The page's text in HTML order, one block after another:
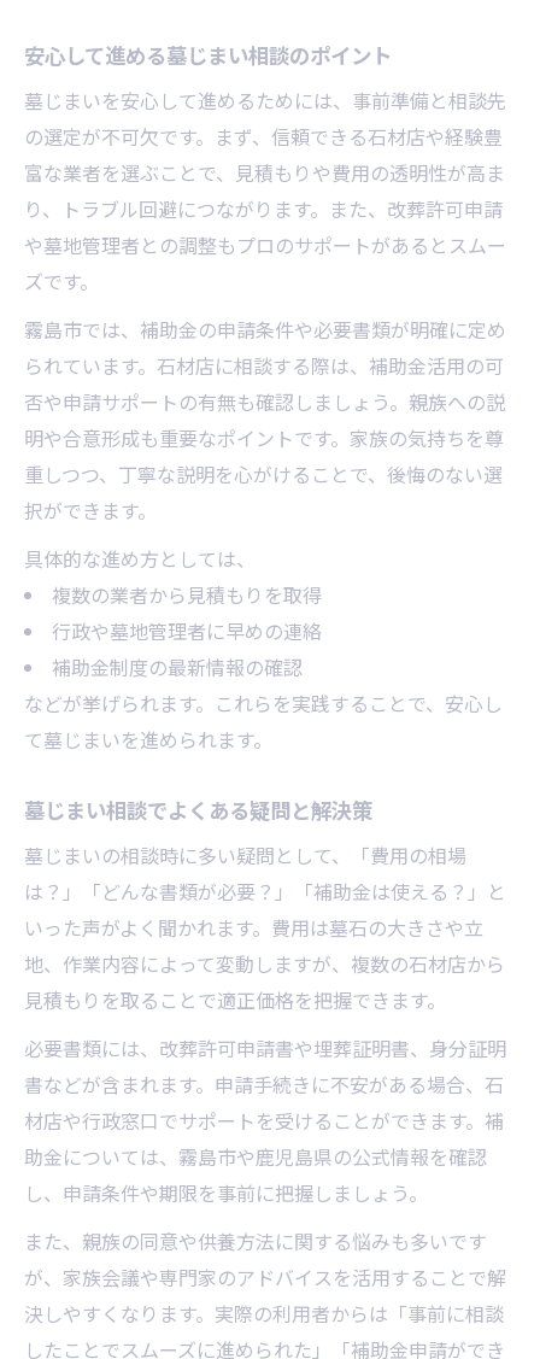
墓じまい費用を抑える相談のコツを伝授
墓じまい相談時に見積もりで注意したい点
補助金活用で墓じまい費用を節約する方法
墓じまい相談で費用が変わるポイント解説
石材店選びが墓じまい費用に与える影響
行政手続きや改葬申請を安心して進める方法
墓じまいに必要な行政手続きの流れとは
改葬申請をスムーズに進める墓じまい相談
書類不備を防ぐ墓じまい相談のポイント
行政窓口での墓じまい相談の進め方解説
墓じまいでよくある行政手続きの疑問解消
安心して進める墓じまい相談のポイント
墓じまいを安心して進めるためには、事前準備と相談先
の選定が不可欠です。まず、信頼できる石材店や経験豊
富な業者を選ぶことで、見積もりや費用の透明性が高ま
り、トラブル回避につながります。また、改葬許可申請
や墓地管理者との調整もプロのサポートがあるとスムー
ズです。
霧島市では、補助金の申請条件や必要書類が明確に定め
られています。石材店に相談する際は、補助金活用の可
否や申請サポートの有無も確認しましょう。親族への説
明や合意形成も重要なポイントです。家族の気持ちを尊
重しつつ、丁寧な説明を心がけることで、後悔のない選
択ができます。
具体的な進め方としては、
複数の業者から見積もりを取得
行政や墓地管理者に早めの連絡
補助金制度の最新情報の確認
などが挙げられます。これらを実践することで、安心し
て墓じまいを進められます。
墓じまい相談でよくある疑問と解決策
墓じまいの相談時に多い疑問として、「費用の相場
は？」「どんな書類が必要？」「補助金は使える？」と
いった声がよく聞かれます。費用は墓石の大きさや立
地、作業内容によって変動しますが、複数の石材店から
見積もりを取ることで適正価格を把握できます。
必要書類には、改葬許可申請書や埋葬証明書、身分証明
書などが含まれます。申請手続きに不安がある場合、石
材店や行政窓口でサポートを受けることができます。補
助金については、霧島市や鹿児島県の公式情報を確認
し、申請条件や期限を事前に把握しましょう。
また、親族の同意や供養方法に関する悩みも多いです
が、家族会議や専門家のアドバイスを活用することで解
決しやすくなります。実際の利用者からは「事前に相談
したことでスムーズに進められた」「補助金申請ができ